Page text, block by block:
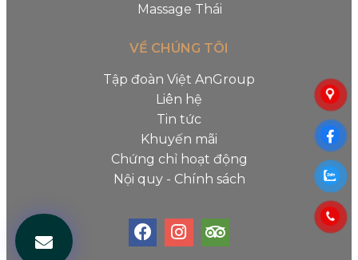
Massage Thái
VỀ CHÚNG TÔI
Tập đoàn Việt AnGroup
Liên hệ
Tin tức
Khuyến mãi
Chứng chỉ hoạt động
Nội quy - Chính sách